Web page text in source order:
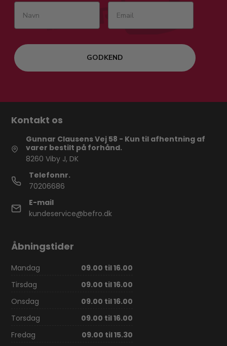
GODKEND
Kontakt os
Gunnar Clausens Vej 58 - Kun til afhentning af
varer bestilt på forhånd.
8260 Viby J, DK
Telefonnr.
70206686
E-mail
kundeservice@befro.dk
Åbningstider
Mandag
09.00 til 16.00
Tirsdag
09.00 til 16.00
Onsdag
09.00 til 16.00
Torsdag
09.00 til 16.00
Fredag
09.00 til 15.30